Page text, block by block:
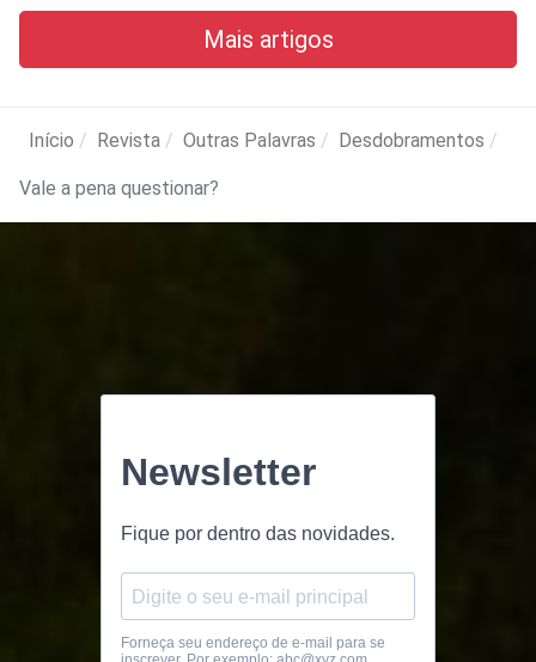
Mais artigos
Início Revista Outras Palavras Desdobramentos
Vale a pena questionar?